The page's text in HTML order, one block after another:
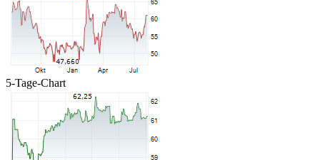
5-Tage-Chart